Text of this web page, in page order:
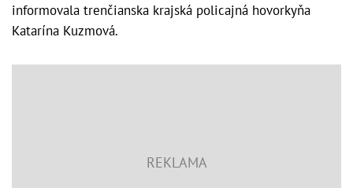
informovala trenčianska krajská policajná hovorkyňa
Katarína Kuzmová.